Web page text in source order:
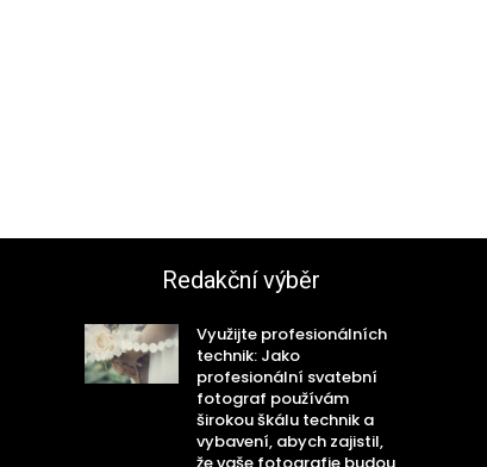
Redakční výběr
Využijte profesionálních
technik: Jako
profesionální svatební
fotograf používám
širokou škálu technik a
vybavení, abych zajistil,